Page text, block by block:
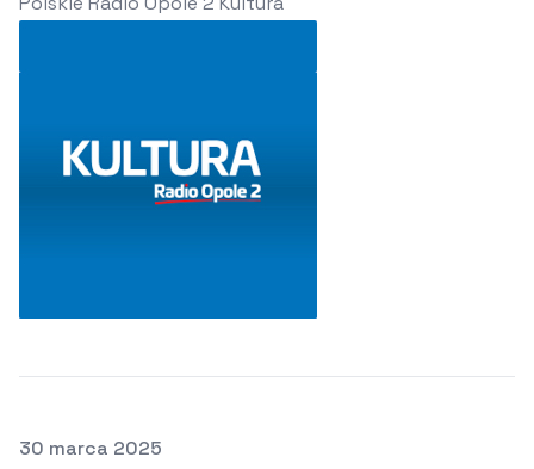
Opublikowano
30 marca 2025